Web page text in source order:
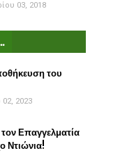
03, 2018
του
2023
Επαγγελματία
Ντιώνια!